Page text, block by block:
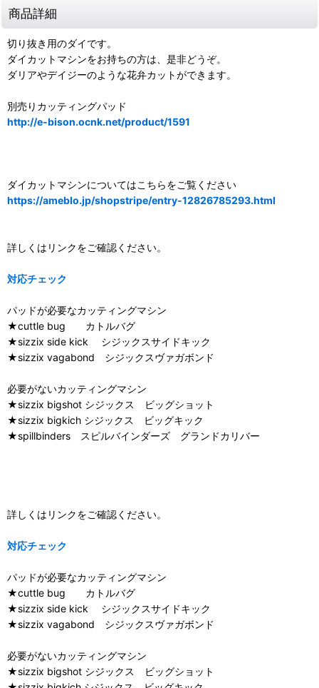
商品詳細
切り抜き用のダイです。
ダイカットマシンをお持ちの方は、是非どうぞ。
ダリアやデイジーのような花弁カットができます。
別売りカッティングパッド
http://e-bison.ocnk.net/product/1591
ダイカットマシンについてはこちらをご覧ください
https://ameblo.jp/shopstripe/entry-12826785293.html
詳しくはリンクをご確認ください。
対応チェック
パッドが必要なカッティングマシン
★cuttle bug カトルバグ
★sizzix side kick シジックスサイドキック
★sizzix vagabond シジックスヴァガボンド
必要がないカッティングマシン
★sizzix bigshot シジックス ビッグショット
★sizzix bigkich シジックス ビッグキック
★spillbinders スピルバインダーズ グランドカリバー
詳しくはリンクをご確認ください。
対応チェック
パッドが必要なカッティングマシン
★cuttle bug カトルバグ
★sizzix side kick シジックスサイドキック
★sizzix vagabond シジックスヴァガボンド
必要がないカッティングマシン
★sizzix bigshot シジックス ビッグショット